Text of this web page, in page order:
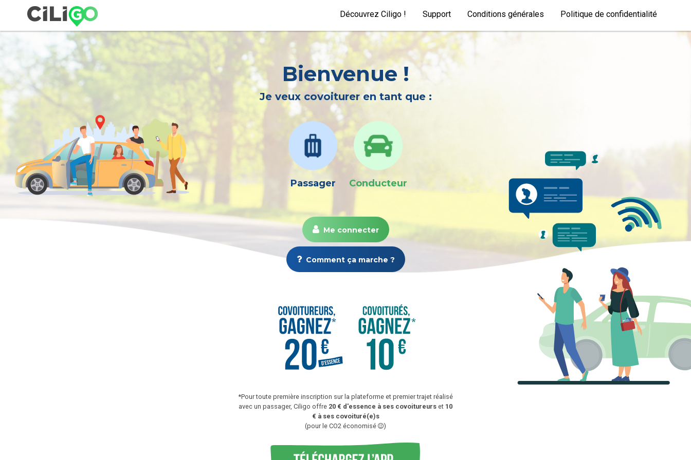
Découvrez Ciligo ! Support Conditions générales Politique de confidentialité
Bienvenue !
Je veux covoiturer en tant que :
Passager Conducteur
Me connecter
Comment ça marche ?
*Pour toute première inscription sur la plateforme et premier trajet réalisé
avec un passager, Ciligo offre 20 € d'essence à ses covoitureurs et 10
€ à ses covoituré(e)s
(pour le CO2 économisé
)